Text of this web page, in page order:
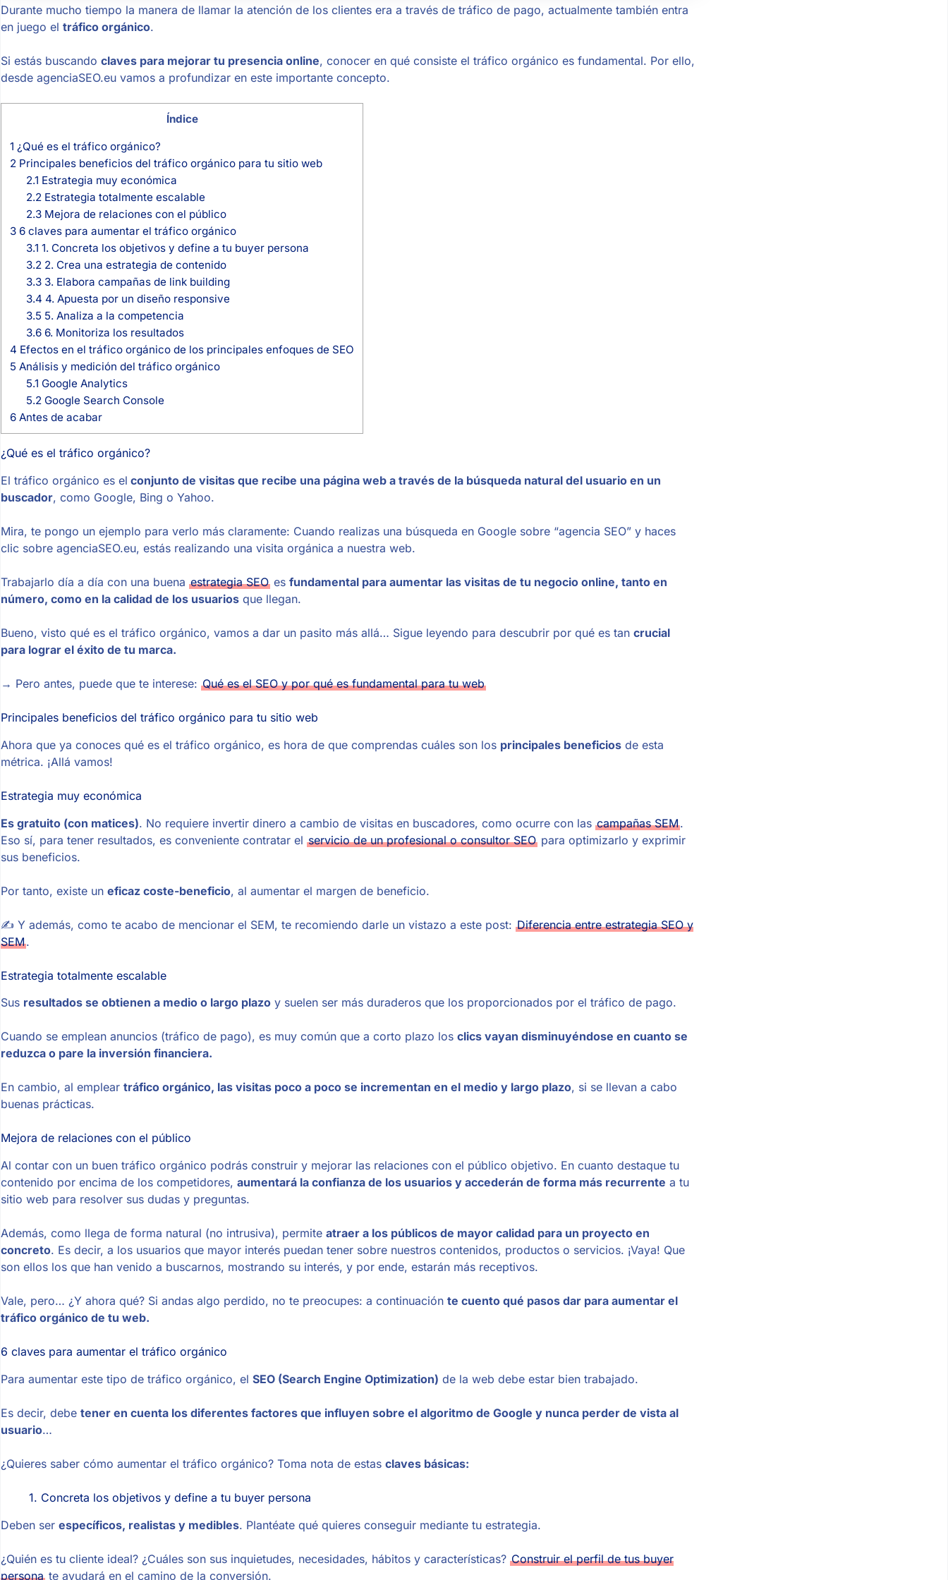
Durante mucho tiempo la manera de llamar la atención de los clientes era a través de tráfico de pago, actualmente también entra
en juego el tráfico orgánico.
Si estás buscando claves para mejorar tu presencia online, conocer en qué consiste el tráfico orgánico es fundamental. Por ello,
desde agenciaSEO.eu vamos a profundizar en este importante concepto.
Índice
1 ¿Qué es el tráfico orgánico?
2 Principales beneficios del tráfico orgánico para tu sitio web
2.1 Estrategia muy económica
2.2Estrategia totalmente escalable
2.3Mejora de relaciones con el público
3 6 claves para aumentar el tráfico orgánico
3.1 1. Concreta los objetivos y define a tu buyer persona
3.22. Crea una estrategia de contenido
3.33. Elabora campañas de link building
3.4 4. Apuesta por un diseño responsive
3.5 5. Analiza a la competencia
3.66. Monitoriza los resultados
4 Efectos en el tráfico orgánico de los principales enfoques de SEO
5 Análisis y medición del tráfico orgánico
5.1 Google Analytics
5.2Google Search Console
6 Antes de acabar
¿Qué es el tráfico orgánico?
El tráfico orgánico es el conjunto de visitas que recibe una página web a través de la búsqueda natural del usuario en un
buscador, como Google, Bing o Yahoo.
Mira, te pongo un ejemplo para verlo más claramente: Cuando realizas una búsqueda en Google sobre “agencia SEO” y haces
clic sobre agenciaSEO.eu, estás realizando una visita orgánica a nuestra web.
Trabajarlo día a día con una buena estrategia SEO es fundamental para aumentar las visitas de tu negocio online, tanto en
número, como en la calidad de los usuarios que llegan.
Bueno, visto qué es el tráfico orgánico, vamos a dar un pasito más allá… Sigue leyendo para descubrir por qué es tan crucial
para lograr el éxito de tu marca.
→ Pero antes, puede que te interese: Qué es el SEO y por qué es fundamental para tu web
Principales beneficios del tráfico orgánico para tu sitio web
Ahora que ya conoces qué es el tráfico orgánico, es hora de que comprendas cuáles son los principales beneficios de esta
métrica. ¡Allá vamos!
Estrategia muy económica
Es gratuito (con matices). No requiere invertir dinero a cambio de visitas en buscadores, como ocurre con las campañas SEM.
Eso sí, para tener resultados, es conveniente contratar el servicio de un profesional o consultor SEO para optimizarlo y exprimir
sus beneficios.
Por tanto, existe un eficaz coste-beneficio, al aumentar el margen de beneficio.
✍ Y además, como te acabo de mencionar el SEM, te recomiendo darle un vistazo a este post: Diferencia entre estrategia SEO y
SEM.
Estrategia totalmente escalable
Sus resultados se obtienen a medio o largo plazo y suelen ser más duraderos que los proporcionados por el tráfico de pago.
Cuando se emplean anuncios (tráfico de pago), es muy común que a corto plazo los clics vayan disminuyéndose en cuanto se
reduzca o pare la inversión financiera.
En cambio, al emplear tráfico orgánico, las visitas poco a poco se incrementan en el medio y largo plazo, si se llevan a cabo
buenas prácticas.
Mejora de relaciones con el público
Al contar con un buen tráfico orgánico podrás construir y mejorar las relaciones con el público objetivo. En cuanto destaque tu
contenido por encima de los competidores, aumentará la confianza de los usuarios y accederán de forma más recurrente a tu
sitio web para resolver sus dudas y preguntas.
Además, como llega de forma natural (no intrusiva), permite atraer a los públicos de mayor calidad para un proyecto en
concreto. Es decir, a los usuarios que mayor interés puedan tener sobre nuestros contenidos, productos o servicios. ¡Vaya! Que
son ellos los que han venido a buscarnos, mostrando su interés, y por ende, estarán más receptivos.
Vale, pero… ¿Y ahora qué? Si andas algo perdido, no te preocupes: a continuación te cuento qué pasos dar para aumentar el
tráfico orgánico de tu web.
6 claves para aumentar el tráfico orgánico
Para aumentar este tipo de tráfico orgánico, el SEO (Search Engine Optimization) de la web debe estar bien trabajado.
Es decir, debe tener en cuenta los diferentes factores que influyen sobre el algoritmo de Google y nunca perder de vista al
usuario…
¿Quieres saber cómo aumentar el tráfico orgánico? Toma nota de estas claves básicas:
1. Concreta los objetivos y define a tu buyer persona
Deben ser específicos, realistas y medibles. Plantéate qué quieres conseguir mediante tu estrategia.
¿Quién es tu cliente ideal? ¿Cuáles son sus inquietudes, necesidades, hábitos y características? Construir el perfil de tus buyer
persona te ayudará en el camino de la conversión.